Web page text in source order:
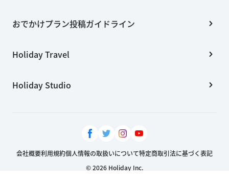
おでかけプラン投稿ガイドライン
Holiday Travel
Holiday Studio
会社概要利用規約個人情報の取扱いについて特定商取引法に基づく表記
© 2026 Holiday Inc.